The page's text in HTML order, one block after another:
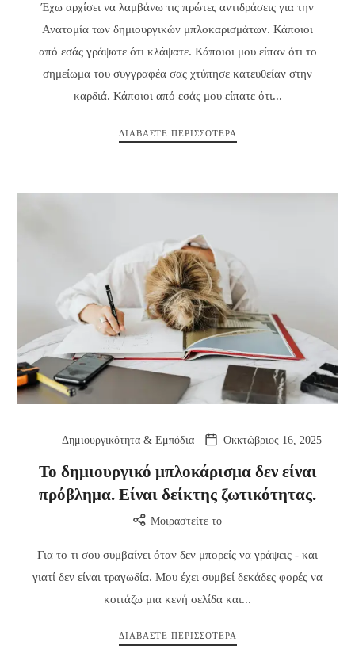
Έχω αρχίσει να λαμβάνω τις πρώτες αντιδράσεις για την
Ανατομία των δημιουργικών μπλοκαρισμάτων. Κάποιοι
από εσάς γράψατε ότι κλάψατε. Κάποιοι μου είπαν ότι το
σημείωμα του συγγραφέα σας χτύπησε κατευθείαν στην
καρδιά. Κάποιοι από εσάς μου είπατε ότι...
ΔΙΑΒΆΣΤΕ ΠΕΡΙΣΣΌΤΕΡΑ
Δημιουργικότητα & Εμπόδια Οκκτώβριος 16, 2025
Το δημιουργικό μπλοκάρισμα δεν είναι
πρόβλημα. Είναι δείκτης ζωτικότητας.
Μοιραστείτε το
Για το τι σου συμβαίνει όταν δεν μπορείς να γράψεις - και
γιατί δεν είναι τραγωδία. Μου έχει συμβεί δεκάδες φορές να
κοιτάζω μια κενή σελίδα και...
ΔΙΑΒΆΣΤΕ ΠΕΡΙΣΣΌΤΕΡΑ